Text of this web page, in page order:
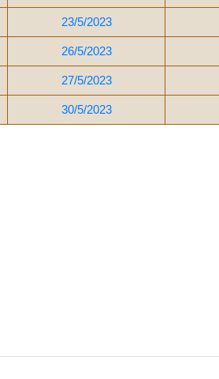
23/5/2023
26/5/2023
27/5/2023
30/5/2023